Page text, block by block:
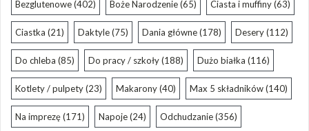
Bezglutenowe(402) Boże Narodzenie(65) Ciasta i muffiny(63)
Ciastka (21) Daktyle(75) Dania główne(178) Desery(112)
Do chleba (85) Do pracy / szkoły(188) Dużo białka (116)
Kotlety / pulpety(23) Makarony(40) Max 5 składników(140)
Na imprezę(171) Napoje(24) Odchudzanie(356)